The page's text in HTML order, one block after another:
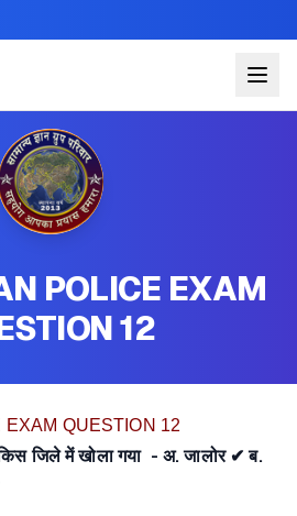
POLICE EXAM
12
QUESTION 12
किस जिले में खोला गया - अ. जालोर ✔ ब.